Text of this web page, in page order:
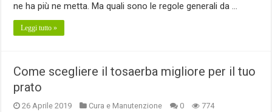
ne ha più ne metta. Ma quali sono le regole generali da …
Leggi tutto »
Come scegliere il tosaerba migliore per il tuo
prato
26 Aprile 2019 Cura e Manutenzione 0 774